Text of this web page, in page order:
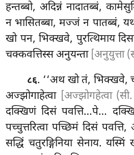
हन्तब्बो, अदिन्नं नादातब्बं,
न भासितब्बा, मज्जं न पातब्बं,
खो पन, भिक्खवे, पुरत्थिमाय
चक्कवत्तिस्स अनुयन्ता [अनुयुत्ता
८६. ‘‘अथ खो तं, भिक्खवे,
अज्झोगाहेत्वा [अज्झोगहेत्वा
दक्खिणं दिसं पवत्ति…पे…
पच्चुत्तरित्वा पच्छिमं दिसं
सद्धिं चतुरङ्गिनिया सेनाय.